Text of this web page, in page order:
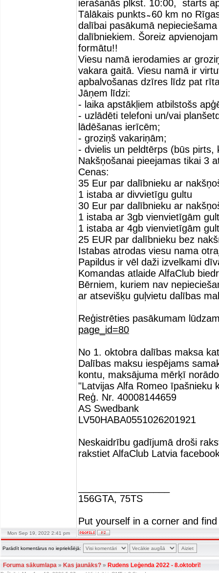
ierašanās plkst. 10:00, starts
Tālākais punkts ̴ 60 km no
dalībai pasākumā
dalībniekiem. Šoreiz
formātu!!
Viesu namā ierodamies ar
vakara gaitā. Viesu namā ir
apbalvošanas dzīres līdz pat
Jāņem līdzi:
- laika apstākļiem atbilstošs
- uzlādēti telefoni un/vai
lādēšanas ierīcēm;
- groziņš vakariņām;
- dvielis un peldtērps (būs pirts,
Nakšņošanai pieejamas tikai 3
Cenas:
35 Eur par dalībnieku ar
1 istaba ar divvietīgu gultu
30 Eur par dalībnieku ar
1 istaba ar 3gb vienvietīgām
1 istaba ar 4gb vienvietīgām
25 EUR par dalībnieku bez
Istabas atrodas viesu nama
Papildus ir vēl daži izvelkami
Komandas atlaide AlfaClub
Bērniem, kuriem nav
ar atsevišķu guļvietu dalības
Reģistrēties pasākumam
page_id=80
No 1. oktobra dalības maksa
Dalības maksu iespējams
kontu, maksājuma mērķī
"Latvijas Alfa Romeo īpašnieku
Reģ. Nr. 40008144659
AS Swedbank
LV50HABA0551026201921
Neskaidrību gadījumā droši
rakstiet AlfaClub Latvia
156GTA, 75TS
Put yourself in a corner and
Mon Sep 19, 2022 2:41 pm
Parādīt komentārus no iepriekšējā:
Foruma sākumlapa»Kas jaunāks?»Rudens Leģenda 2022 - 8.oktobrī!